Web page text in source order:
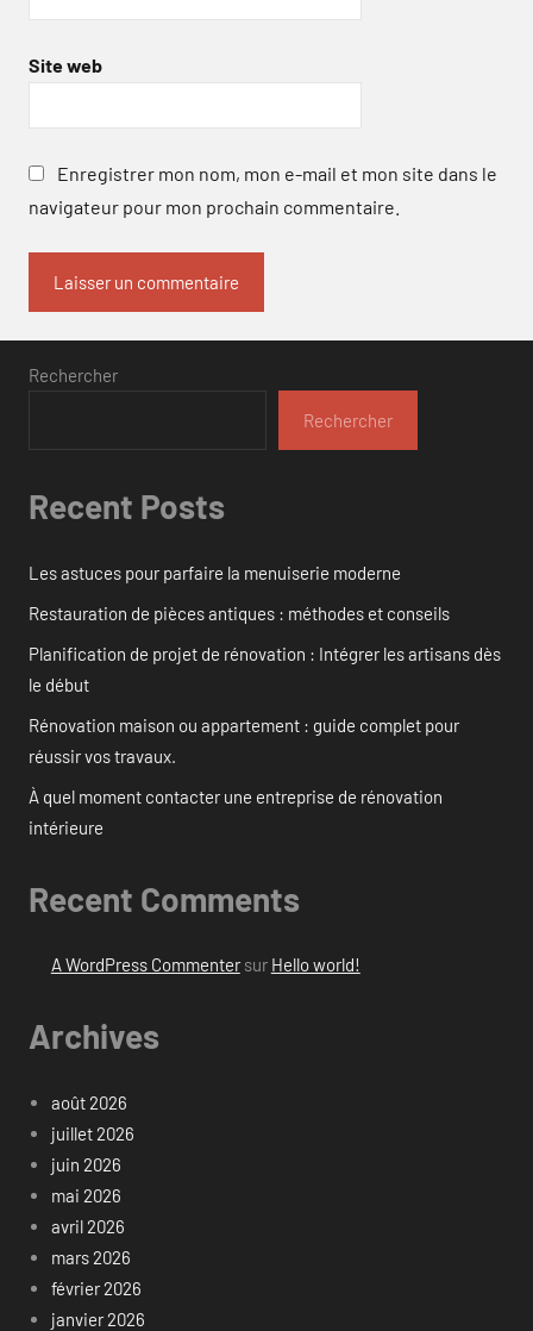
Site web
Enregistrer mon nom, mon e-mail et mon site dans le
navigateur pour mon prochain commentaire.
Rechercher
Rechercher
Recent Posts
Les astuces pour parfaire la menuiserie moderne
Restauration de pièces antiques : méthodes et conseils
Planification de projet de rénovation : Intégrer les artisans dès
le début
Rénovation maison ou appartement : guide complet pour
réussir vos travaux.
À quel moment contacter une entreprise de rénovation
intérieure
Recent Comments
A WordPress Commentersur Hello world!
Archives
août 2026
juillet 2026
juin 2026
mai 2026
avril 2026
mars 2026
février 2026
janvier 2026